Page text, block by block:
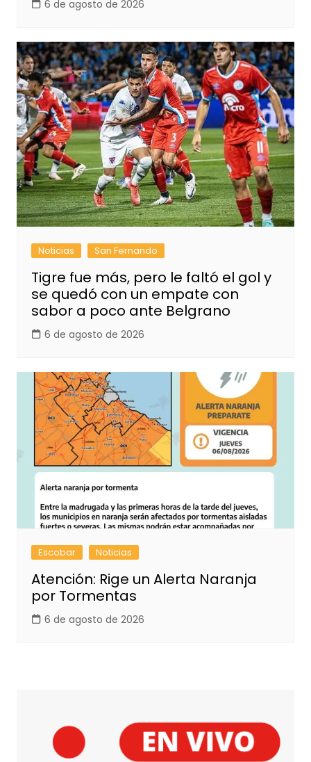
6 de agosto de 2026
Noticias San Fernando
Tigre fue más, pero le faltó el gol y
se quedó con un empate con
sabor a poco ante Belgrano
6 de agosto de 2026
Escobar Noticias
Atención: Rige un Alerta Naranja
por Tormentas
6 de agosto de 2026